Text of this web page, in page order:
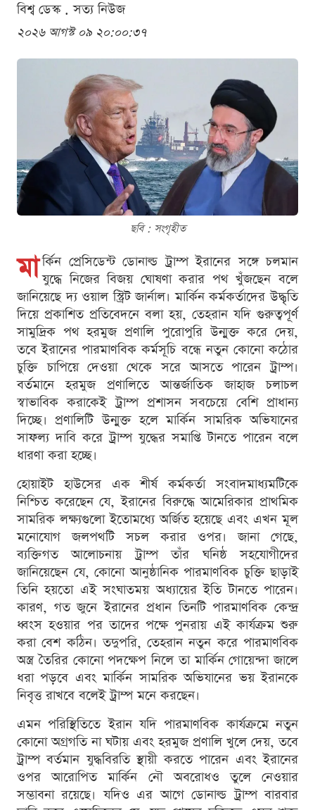
বিশ্ব ডেস্ক . সত্য নিউজ
২০২৬ আগস্ট ০৯ ২০:০০:৩৭
ছবি : সংগৃহীত
মা র্কিন প্রেসিডেন্ট ডোনাল্ড ট্রাম্প ইরানের সঙ্গে চলমান
যুদ্ধে নিজের বিজয় ঘোষণা করার পথ খুঁজছেন বলে
জানিয়েছে দ্য ওয়াল স্ট্রিট জার্নাল। মার্কিন কর্মকর্তাদের উদ্ধৃতি
দিয়ে প্রকাশিত প্রতিবেদনে বলা হয়, তেহরান যদি গুরুত্বপূর্ণ
সামুদ্রিক পথ হরমুজ প্রণালি পুরোপুরি উন্মুক্ত করে দেয়,
তবে ইরানের পারমাণবিক কর্মসূচি বন্ধে নতুন কোনো কঠোর
চুক্তি চাপিয়ে দেওয়া থেকে সরে আসতে পারেন ট্রাম্প।
বর্তমানে হরমুজ প্রণালিতে আন্তর্জাতিক জাহাজ চলাচল
স্বাভাবিক করাকেই ট্রাম্প প্রশাসন সবচেয়ে বেশি প্রাধান্য
দিচ্ছে। প্রণালিটি উন্মুক্ত হলে মার্কিন সামরিক অভিযানের
সাফল্য দাবি করে ট্রাম্প যুদ্ধের সমাপ্তি টানতে পারেন বলে
ধারণা করা হচ্ছে।
হোয়াইট হাউসের এক শীর্ষ কর্মকর্তা সংবাদমাধ্যমটিকে
নিশ্চিত করেছেন যে, ইরানের বিরুদ্ধে আমেরিকার প্রাথমিক
সামরিক লক্ষ্যগুলো ইতোমধ্যে অর্জিত হয়েছে এবং এখন মূল
মনোযোগ জলপথটি সচল করার ওপর। জানা গেছে,
ব্যক্তিগত আলোচনায় ট্রাম্প তাঁর ঘনিষ্ঠ সহযোগীদের
জানিয়েছেন যে, কোনো আনুষ্ঠানিক পারমাণবিক চুক্তি ছাড়াই
তিনি হয়তো এই সংঘাতময় অধ্যায়ের ইতি টানতে পারেন।
কারণ, গত জুনে ইরানের প্রধান তিনটি পারমাণবিক কেন্দ্র
ধ্বংস হওয়ার পর তাদের পক্ষে পুনরায় এই কার্যক্রম শুরু
করা বেশ কঠিন। তদুপরি, তেহরান নতুন করে পারমাণবিক
অস্ত্র তৈরির কোনো পদক্ষেপ নিলে তা মার্কিন গোয়েন্দা জালে
ধরা পড়বে এবং মার্কিন সামরিক অভিযানের ভয় ইরানকে
নিবৃত্ত রাখবে বলেই ট্রাম্প মনে করছেন।
এমন পরিস্থিতিতে ইরান যদি পারমাণবিক কার্যক্রমে নতুন
কোনো অগ্রগতি না ঘটায় এবং হরমুজ প্রণালি খুলে দেয়, তবে
ট্রাম্প বর্তমান যুদ্ধবিরতি স্থায়ী করতে পারেন এবং ইরানের
ওপর আরোপিত মার্কিন নৌ অবরোধও তুলে নেওয়ার
সম্ভাবনা রয়েছে। যদিও এর আগে ডোনাল্ড ট্রাম্প বারবার